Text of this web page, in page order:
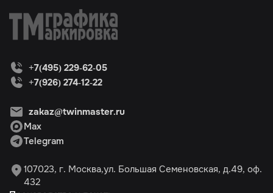
+7(495) 229-62-05
+7(926) 274-12-22
zakaz@twinmaster.ru
Max
Telegram
107023, г. Москва,ул. Большая Семеновская, д.49, оф.
432